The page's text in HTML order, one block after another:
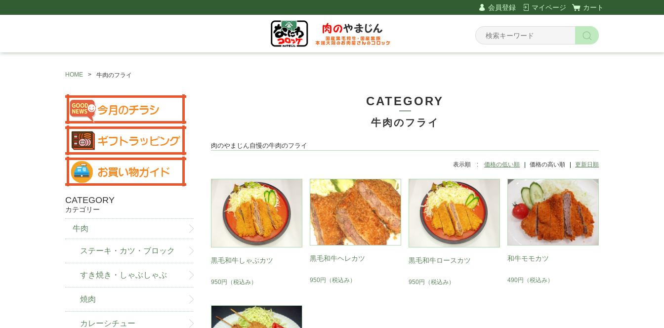
会員登録 マイページ カート
HOME 牛肉のフライ
CATEGORY
牛肉のフライ
肉のやまじん自慢の牛肉のフライ
表示順 : 価格の低い順 価格の高い順 更新日順
黒毛和牛しゃぶカツ
950円 （税込み）
黒毛和牛ヘレカツ
950円 （税込み）
黒毛和牛ロースカツ
950円 （税込み）
和牛モモカツ
490円 （税込み）
CATEGORY
カテゴリー
牛肉
ステーキ・カツ・ブロック
すき焼き・しゃぶしゃぶ
焼肉
カレーシチュー